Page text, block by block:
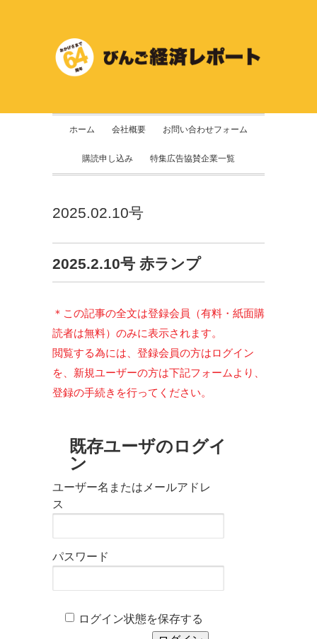
ホーム 会社概要 お問い合わせフォーム
購読申し込み 特集広告協賛企業一覧
2025.02.10号
2025.2.10号 赤ランプ
＊この記事の全文は登録会員（有料・紙面購
読者は無料）のみに表示されます。
閲覧する為には、登録会員の方はログイン
を、新規ユーザーの方は下記フォームより、
登録の手続きを行ってください。
既存ユーザのログイ
ン
ユーザー名またはメールアドレ
ス
パスワード
ログイン状態を保存する